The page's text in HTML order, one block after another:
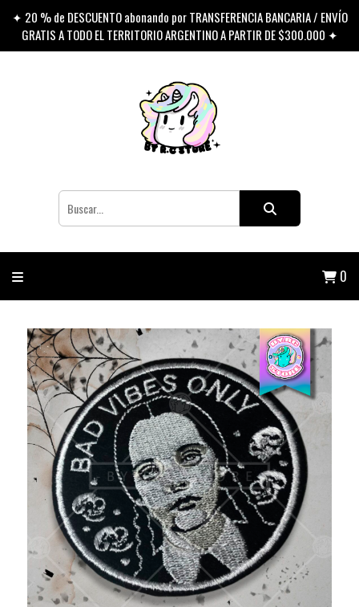
✦ 20 % de DESCUENTO abonando por TRANSFERENCIA BANCARIA / ENVÍO
GRATIS A TODO EL TERRITORIO ARGENTINO A PARTIR DE $300.000 ✦
0